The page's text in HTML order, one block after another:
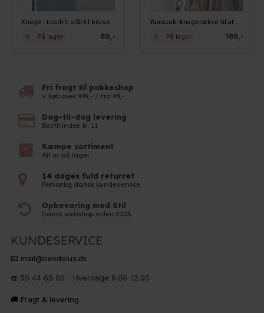
Knage i rustfrit stål til brusedøren, Vieste double - SORT
69,-
På lager
Yamazaki knagerække til at hænge over døren - Sort
169,-
På lager
Fri fragt til pakkeshop
v. køb over 999,- / Fra 49,-
Dag-til-dag levering
Bestil inden kl. 11
Kæmpe sortiment
Alt er på lager
14 dages fuld returret
Personlig dansk kundeservice
Opbevaring med Stil
Dansk webshop siden 2005
KUNDESERVICE
📧 mail@boxdelux.dk
☎️ 50 44 68 00 - Hverdage 9.00-12.00
🚚 Fragt & levering